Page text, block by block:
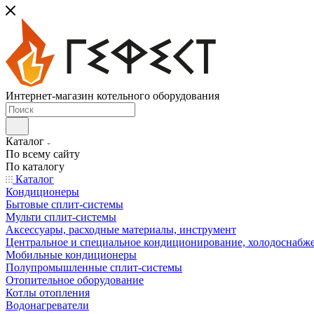
Интернет-магазин котельного оборудования
Каталог
По всему сайту
По каталогу
Каталог
Кондиционеры
Бытовые сплит-системы
Мульти сплит-системы
Аксессуары, расходные материалы, инструмент
Центральное и специальное кондиционирование,
Мобильные кондиционеры
Полупромышленные сплит-системы
Отопительное оборудование
Котлы отопления
Водонагреватели